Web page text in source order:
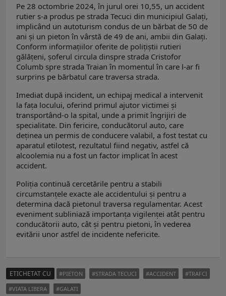
Pe 28 octombrie 2024, în jurul orei 10,55, un accident
rutier s-a produs pe strada Tecuci din municipiul Galați,
implicând un autoturism condus de un bărbat de 50 de
ani și un pieton în vârstă de 49 de ani, ambii din Galați.
Conform informațiilor oferite de polițiștii rutieri
gălățeni, șoferul circula dinspre strada Cristofor
Columb spre strada Traian în momentul în care l-ar fi
surprins pe bărbatul care traversa strada.
Imediat după incident, un echipaj medical a intervenit
la fața locului, oferind primul ajutor victimei și
transportând-o la spital, unde a primit îngrijiri de
specialitate. Din fericire, conducătorul auto, care
deținea un permis de conducere valabil, a fost testat cu
aparatul etilotest, rezultatul fiind negativ, astfel că
alcoolemia nu a fost un factor implicat în acest
accident.
Poliția continuă cercetările pentru a stabili
circumstanțele exacte ale accidentului și pentru a
determina dacă pietonul traversa regulamentar. Acest
eveniment subliniază importanța vigilenței atât pentru
conducătorii auto, cât și pentru pietoni, în vederea
evitării unor astfel de incidente nefericite.
ETICHETAT CU PIETON STRADA TECUCI ACCIDENT
TRAFCI
VIATA LIBERA
GALATI